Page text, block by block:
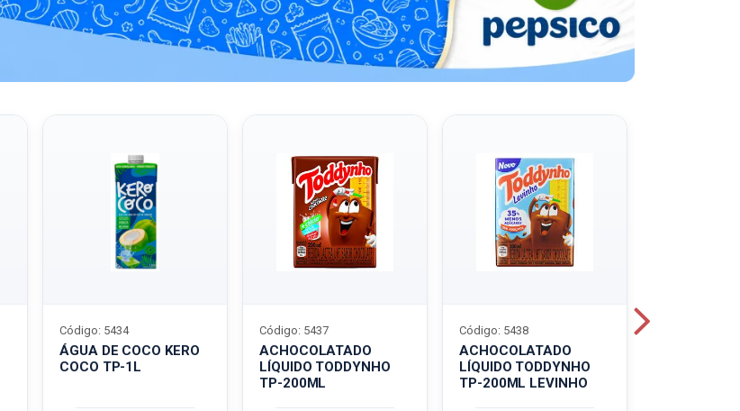
ÁGUA DE COCO KERO
COCO TP-1L
Código: 5434
ACHOCOLATADO
LÍQUIDO TODDYNHO
TP-200ML
Código: 5437
ACHOCOLATADO
LÍQUIDO TODDYNHO
TP-200ML LEVINHO
Código: 5438